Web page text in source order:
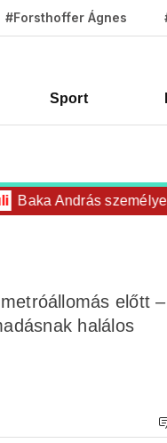
#Forsthoffer Ágnes
Sport
András
előtt –
halálos